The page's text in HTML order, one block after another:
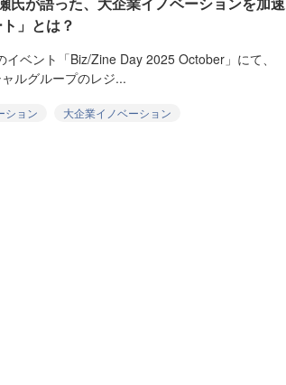
」とは？
ベント「Biz/Zine Day 2025 October」にて、
ルグループのレジ...
ション
大企業イノベーション